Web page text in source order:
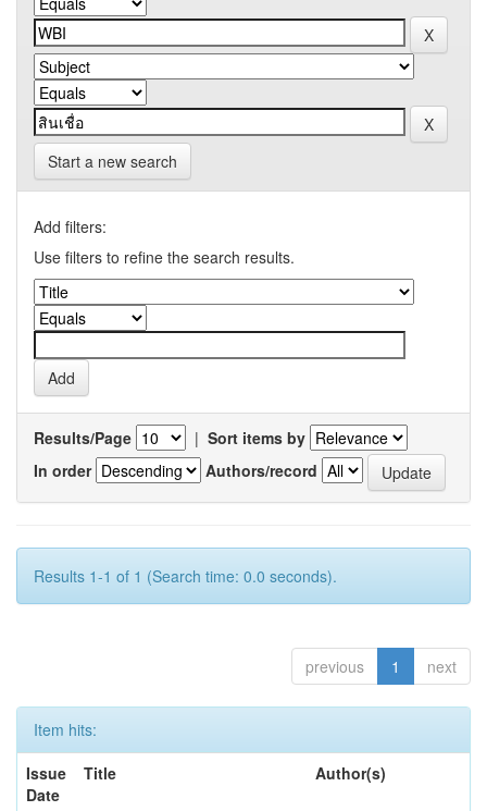
Start a new search
Add filters:
Use filters to refine the search results.
Results/Page | Sort items by
In order
Authors/record
Results 1-1 of 1 (Search time: 0.0 seconds).
previous 1 next
Item hits:
Issue
Date
Title Author(s)